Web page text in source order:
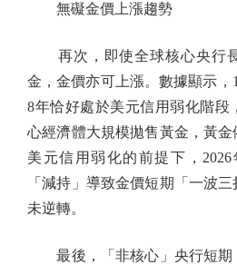
無礙金價上漲趨勢
再次，即使全球核心央行
金，金價亦可上漲。數據顯示，
8年恰好處於美元信用弱化階段
心經濟體大規模拋售黃金，黃
美元信用弱化的前提下，
「減持」導致金價短期「一波
未逆轉。
最後，「非核心」央行短期